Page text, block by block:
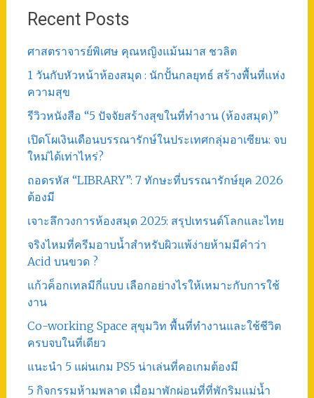
Recent Posts
ศาสตราจารย์พิเศษ คุณหญิงแม้นมาส ชวลิต
1 วันกับหัวหน้าห้องสมุด : นักปั้นกลยุทธ์ สร้างพื้นที่แห่ง
ความสุข
รีวิวหนังสือ “5 ปัจจัยสร้างสุขในที่ทำงาน (ห้องสมุด)”
เปิดโผเงินเดือนบรรณารักษ์ในประเทศกลุ่มอาเซียน: จบ
ใหม่ได้เท่าไหร่?
ถอดรหัส “LIBRARY”: 7 ทักษะที่บรรณารักษ์ยุค 2026
ต้องมี
เจาะลึกวงการห้องสมุด 2025: สรุปเทรนด์โลกและไทย
จริงไหมที่ครีมอาบน้ำสำหรับผิวแพ้ง่ายห้ามมีคำว่า
Acid บนขวด ?
แก้วค็อกเทลมีกี่แบบ เลือกอย่างไรให้เหมาะกับการใช้
งาน
Co-working Space สุขุมวิท พื้นที่ทำงานและใช้ชีวิต
ครบจบในที่เดียว
แนะนำ 5 แผ่นเกม PS5 น่าเล่นที่คอเกมต้องมี
5 กิจกรรมห้ามพลาด เมื่อมาพักผ่อนที่ที่พักริมแม่น้ำ